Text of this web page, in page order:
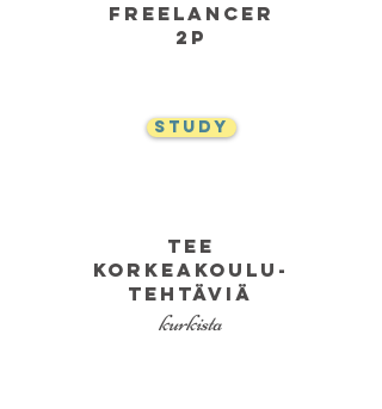
freelancer
2p
study
tee
korkeakoulu-
tehtäviä
kurkista